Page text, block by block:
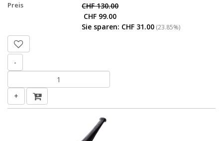
Preis
CHF 130.00
CHF 99.00
Sie sparen: CHF 31.00 (23.85%)
-
+